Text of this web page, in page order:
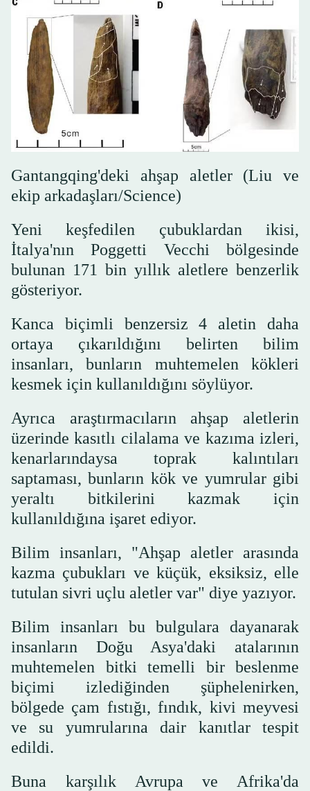
Gantangqing'deki ahşap aletler (Liu ve
ekip arkadaşları/Science)
Yeni keşfedilen çubuklardan ikisi,
İtalya'nın Poggetti Vecchi bölgesinde
bulunan 171 bin yıllık aletlere benzerlik
gösteriyor.
Kanca biçimli benzersiz 4 aletin daha
ortaya çıkarıldığını belirten bilim
insanları, bunların muhtemelen kökleri
kesmek için kullanıldığını söylüyor.
Ayrıca araştırmacıların ahşap aletlerin
üzerinde kasıtlı cilalama ve kazıma izleri,
kenarlarındaysa toprak kalıntıları
saptaması, bunların kök ve yumrular gibi
yeraltı bitkilerini kazmak için
kullanıldığına işaret ediyor.
Bilim insanları, "Ahşap aletler arasında
kazma çubukları ve küçük, eksiksiz, elle
tutulan sivri uçlu aletler var" diye yazıyor.
Bilim insanları bu bulgulara dayanarak
insanların Doğu Asya'daki atalarının
muhtemelen bitki temelli bir beslenme
biçimi izlediğinden şüphelenirken,
bölgede çam fıstığı, fındık, kivi meyvesi
ve su yumrularına dair kanıtlar tespit
edildi.
Buna karşılık Avrupa ve Afrika'da